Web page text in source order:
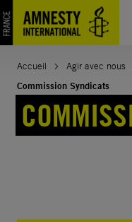
Aller
au
contenu
Accueil Agir avec nous
Commission Syndicats